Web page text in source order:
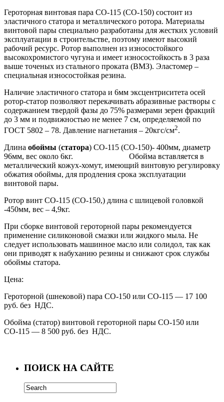
Героторная винтовая пара СО-115 (СО-150) состоит из
эластичного статора и металлического ротора. Материалы
винтовой пары специально разработаны для жестких условий
эксплуатации в строительстве, поэтому имеют высокий
рабочий ресурс. Ротор выполнен из износостойкого
высокохромистого чугуна и имеет износостойкость в 3 раза
выше точеных из стального проката (ВМЗ). Эластомер –
специальная износостойкая резина.
Наличие эластичного статора и 6мм эксцентриситета осей
ротор-статор позволяют перекачивать абразивные растворы с
содержанием твердой фазы до 75% размерами зерен фракций
до 3 мм и подвижностью не менее 7 см, определяемой по
ГОСТ 5802 – 78. Давление нагнетания – 20кгс/см2.
Длина обоймы (статора) СО-115 (СО-150)- 400мм, диаметр
96мм, вес около 6кг. Обойма вставляется в
металлический кожух-хомут, имеющий винтовую регулировку
обжатия обоймы, для продления срока эксплуатации
винтовой пары.
Ротор винт СО-115 (СО-150,) длина с шлицевой головкой
-450мм, вес – 4,9кг.
При сборке винтовой героторной пары рекомендуется
применение силиконовой смазки или жидкого мыла. Не
следует использовать машинное масло или солидол, так как
они приводят к набуханию резины и снижают срок службы
обоймы статора.
Цена:
Героторной (шнековой) пара СО-150 или СО-115 — 17 100
руб. без НДС.
Обойма (статор) винтовой героторной пары СО-150 или
СО-115 — 8 500 руб. без НДС.
ПОИСК НА САЙТЕ